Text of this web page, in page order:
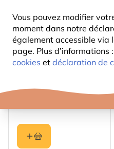
Vous pouvez modifier
moment dans notre
également accessible via
page. Plus d’informations :
cookies et déclaration de
24